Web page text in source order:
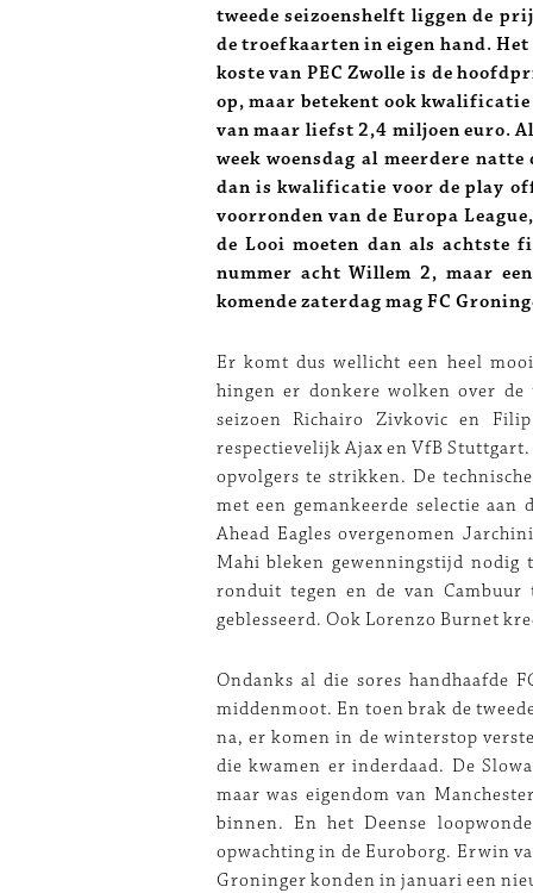
tweede seizoenshelft liggen de
de troefkaarten in eigen hand. Het
koste van PEC Zwolle is de
op, maar betekent ook
van maar liefst 2,4 miljoen euro.
week woensdag al meerdere
dan is kwalificatie voor de play
voorronden van de Europa
de Looi moeten dan als achtste
nummer acht Willem 2, maar
komende zaterdag mag FC
Er komt dus wellicht een heel
hingen er donkere wolken over
seizoen Richairo Zivkovic en
respectievelijk Ajax en VfB
opvolgers te strikken. De
met een gemankeerde selectie
Ahead Eagles overgenomen
Mahi bleken gewenningstijd nodig
ronduit tegen en de van Cambuur
geblesseerd. Ook Lorenzo Burnet
Ondanks al die sores handhaafde
middenmoot. En toen brak de
na, er komen in de winterstop
die kwamen er inderdaad. De
maar was eigendom van
binnen. En het Deense
opwachting in de Euroborg. Erwin
Groninger konden in januari een